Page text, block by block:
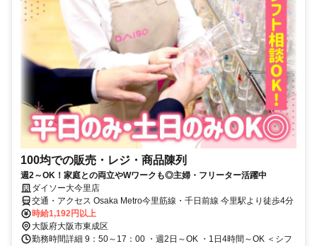
100均での販売・レジ・商品陳列
週2～OK！家庭との両立やWワークも◎主婦・フリーター活躍中
ダイソー大今里店
交通・アクセス Osaka Metro今里筋線・千日前線 今里駅より徒歩4分
時給1,192円以上
大阪府大阪市東成区
勤務時間詳細 9：50～17：00 ・週2日～OK ・1日4時間～OK ＜シフ